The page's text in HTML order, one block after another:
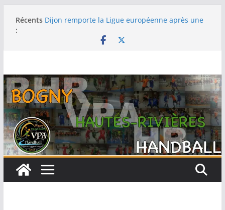
Récents
:
Dijon remporte la Ligue européenne après une
au terme d’une finale maîtrisée face au Füchse
Berlin
Metz remporte la Ligue des champions pour la
première fois après un exploit contre le tenant
du titre Györ
Filière féminine : les -18 championnes, les SF1
sur le podium, -15 et -13 quatrièmes